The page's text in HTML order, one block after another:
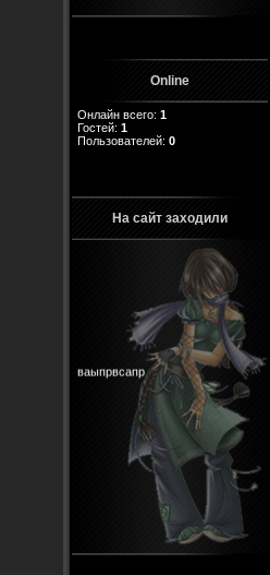
Online
Онлайн всего: 1
Гостей: 1
Пользователей: 0
На сайт заходили
ваыпрвсапр